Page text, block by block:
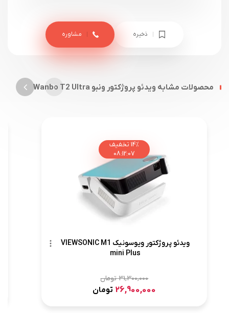
ذخیره مشاوره
محصولات مشابه ویدئو پروژکتور ونبو Wanbo T2 Ultra
تخفیف 14%
08:12:06
ویدئو پروژکتور ویوسونیک VIEWSONIC M1
mini Plus
31,300,000تومان
26,900,000 تومان